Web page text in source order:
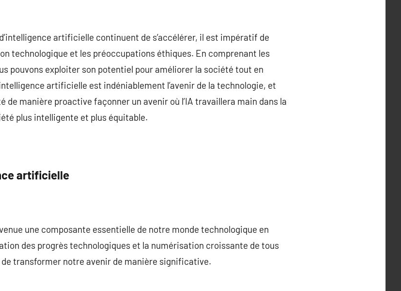
artificielle continuent de s’accélérer, il est impératif de
technologique et les préoccupations éthiques. En comprenant les
pouvons exploiter son potentiel pour améliorer la société tout en
artificielle est indéniablement l’avenir de la technologie, et
de manière proactive façonner un avenir où l’IA travaillera main dans la
plus intelligente et plus équitable.
artificielle
une composante essentielle de notre monde technologique en
des progrès technologiques et la numérisation croissante de tous
de transformer notre avenir de manière significative.